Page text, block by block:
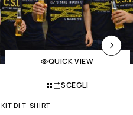
QUICK VIEW
SCEGLI
KIT DI T-SHIRT